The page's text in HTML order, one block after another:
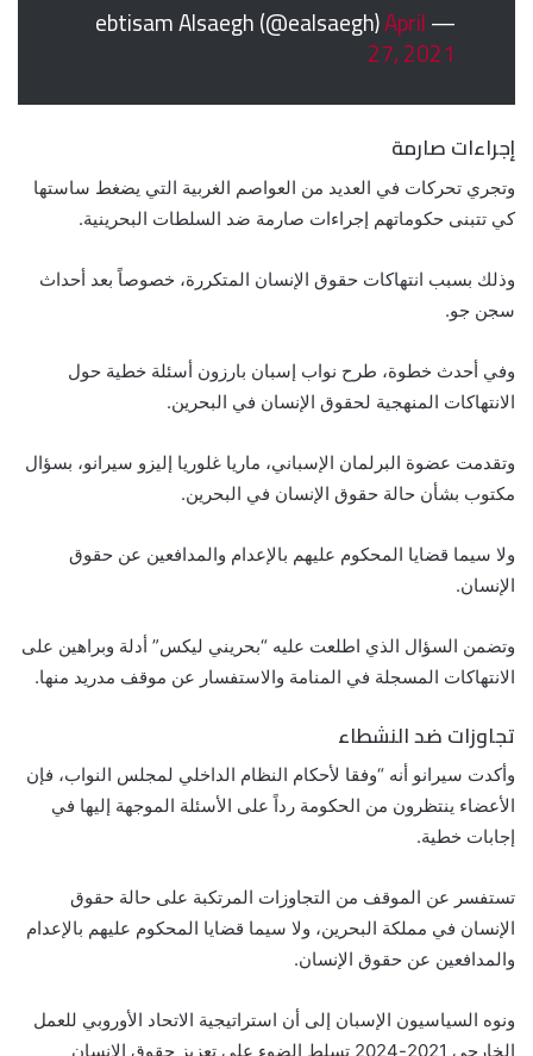
— ebtisam Alsaegh (@ealsaegh)
April
27, 2021
إجراءات صارمة
وتجري تحركات في العديد من العواصم الغربية التي يضغط ساستها
كي تتبنى حكوماتهم إجراءات صارمة ضد السلطات البحرينية.
وذلك بسبب انتهاكات حقوق الإنسان المتكررة، خصوصاً بعد أحداث
سجن جو.
وفي أحدث خطوة، طرح نواب إسبان بارزون أسئلة خطية حول
الانتهاكات المنهجية لحقوق الإنسان في البحرين.
وتقدمت عضوة البرلمان الإسباني، ماريا غلوريا إليزو سيرانو، بسؤال
مكتوب بشأن حالة حقوق الإنسان في البحرين.
ولا سيما قضايا المحكوم عليهم بالإعدام والمدافعين عن حقوق
الإنسان.
وتضمن السؤال الذي اطلعت عليه “بحريني ليكس” أدلة وبراهين على
الانتهاكات المسجلة في المنامة والاستفسار عن موقف مدريد منها.
تجاوزات ضد النشطاء
وأكدت سيرانو أنه “وفقا لأحكام النظام الداخلي لمجلس النواب، فإن
الأعضاء ينتظرون من الحكومة رداً على الأسئلة الموجهة إليها في
إجابات خطية.
تستفسر عن الموقف من التجاوزات المرتكبة على حالة حقوق
الإنسان في مملكة البحرين، ولا سيما قضايا المحكوم عليهم بالإعدام
والمدافعين عن حقوق الإنسان.
ونوه السياسيون الإسبان إلى أن استراتيجية الاتحاد الأوروبي للعمل
الخارجي 2021-2024 تسلط الضوء على تعزيز حقوق الإنسان